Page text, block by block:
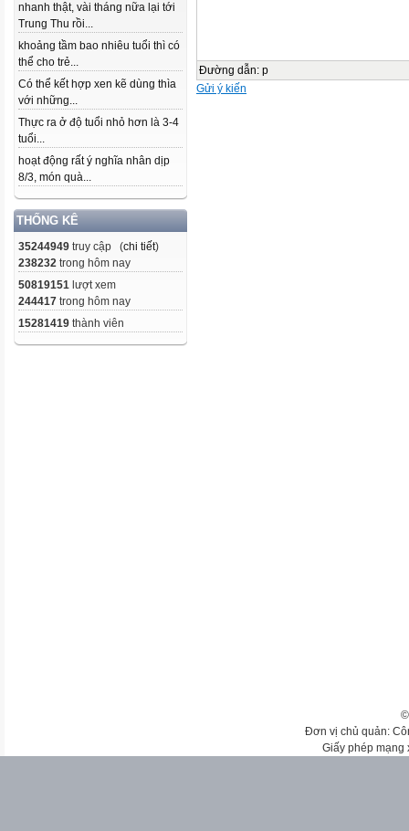
nhanh thật, vài tháng nữa lại tới
Trung Thu rồi...
khoảng tầm bao nhiêu tuổi thì có
thể cho trẻ...
Có thể kết hợp xen kẽ dùng thìa
với những...
Thực ra ở độ tuổi nhỏ hơn là 3-4
tuổi...
hoạt động rất ý nghĩa nhân dịp
8/3, món quà...
THỐNG KÊ
35244949 truy cập (chi tiết)
238232 trong hôm nay
50819151 lượt xem
244417 trong hôm nay
15281419 thành viên
Đường dẫn: p
Gửi ý kiến
Đơn vị chủ quản:
Giấy phép mạng